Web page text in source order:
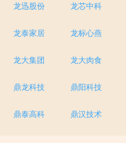
龙迅股份 龙芯中科
龙泰家居 龙标心燕
龙大集团 龙大肉食
鼎龙科技 鼎阳科技
鼎泰高科 鼎汉技术